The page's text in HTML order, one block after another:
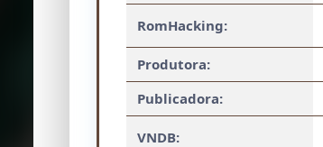
RomHacking:
Produtora:
Publicadora:
VNDB: